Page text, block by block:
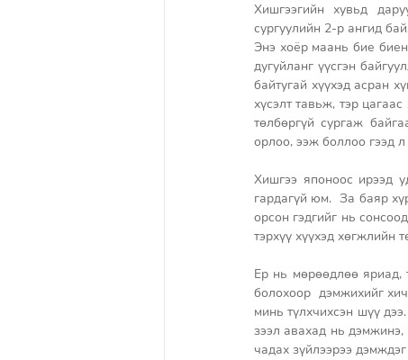
Хишгээгийн хувьд
сургуулийн 2-р ангид
Энэ хоёр маань бие
дугуйланг үүсгэн
байтугай хүүхэд асран
хүсэлт тавьж, тэр
төлбөргүй сургаж
орлоо, ээж боллоо гээд
Хишгээ японоос ирээд
гардагүй юм.  За баяр
орсон гэдгийг нь
тэрхүү хүүхэд хөгжлийн
Ер нь мөрөөдлөө яриад,
болохоор  дэмжихийг
минь түлхчихсэн шүү
зээл авахад нь
чадах зүйлээрээ